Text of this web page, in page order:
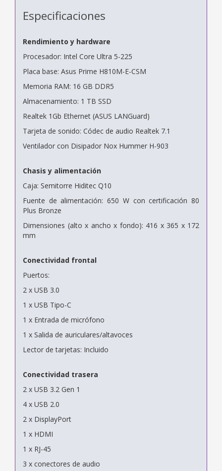
Especificaciones
Rendimiento y hardware
Procesador: Intel Core Ultra 5-225
Placa base: Asus Prime H810M-E-CSM
Memoria RAM: 16 GB DDR5
Almacenamiento: 1 TB SSD
Realtek 1Gb Ethernet (ASUS LANGuard)
Tarjeta de sonido: Códec de audio Realtek 7.1
Ventilador con Disipador Nox Hummer H-903
Chasis y alimentación
Caja: Semitorre Hiditec Q10
Fuente de alimentación: 650 W con certificación 80
Plus Bronze
Dimensiones (alto x ancho x fondo): 416 x 365 x 172
mm
Conectividad frontal
Puertos:
2 x USB 3.0
1 x USB Tipo-C
1 x Entrada de micrófono
1 x Salida de auriculares/altavoces
Lector de tarjetas: Incluido
Conectividad trasera
2 x USB 3.2 Gen 1
4 x USB 2.0
2 x DisplayPort
1 x HDMI
1 x RJ-45
3 x conectores de audio